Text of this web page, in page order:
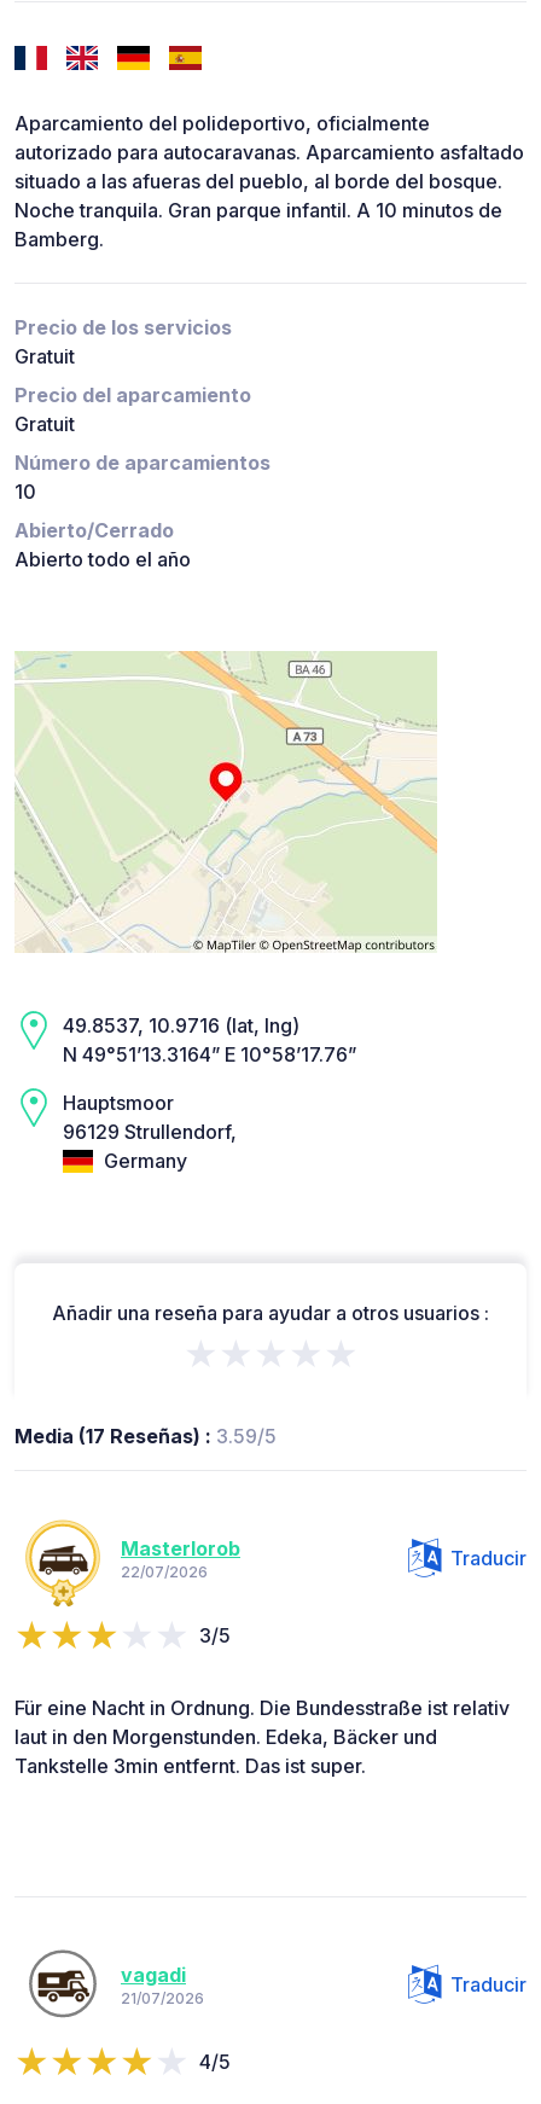
Aparcamiento del polideportivo, oficialmente
autorizado para autocaravanas. Aparcamiento asfaltado
situado a las afueras del pueblo, al borde del bosque.
Noche tranquila. Gran parque infantil. A 10 minutos de
Bamberg.
Precio de los servicios
Gratuit
Precio del aparcamiento
Gratuit
Número de aparcamientos
10
Abierto/Cerrado
Abierto todo el año
49.8537, 10.9716 (lat, lng)
N 49°51’13.3164” E 10°58’17.76”
Hauptsmoor
96129 Strullendorf,
Germany
Añadir una reseña para ayudar a otros usuarios :
★★★★★
Media (17 Reseñas) : 3.59/5
Masterlorob
22/07/2026
Traducir
3/5
Für eine Nacht in Ordnung. Die Bundesstraße ist relativ
laut in den Morgenstunden. Edeka, Bäcker und
Tankstelle 3min entfernt. Das ist super.
vagadi
21/07/2026
Traducir
4/5